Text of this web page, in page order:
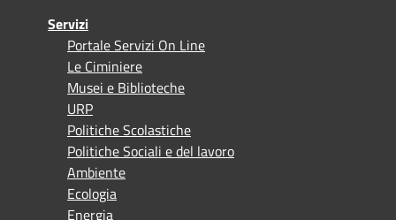
Servizi
Portale Servizi On Line
Le Ciminiere
Musei e Biblioteche
URP
Politiche Scolastiche
Politiche Sociali e del lavoro
Ambiente
Ecologia
Energia